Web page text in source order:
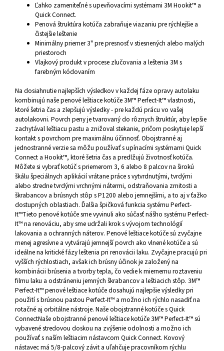
Ľahko zameniteľné s upevňovacími systémami 3M Hookit™ a
Quick Connect.
Penová štruktúra kotúča zabraňuje viazaniu pre rýchlejšie a
čistejšie leštenie
Minimálny priemer 3" pre presnosť v stiesnených alebo malých
priestoroch
Vlajkový produkt v procese zlučovania a leštenia 3M s
farebným kódovaním
Na dosiahnutie najlepších výsledkov v každej fáze opravy autolaku
kombinujú naše penové leštiace kotúče 3M™ Perfect-It™ vlastnosti,
ktoré šetria čas a zlepšujú výsledky - pre každú prácu vo vašej
autolakovni. Povrch peny je tvarovaný do rôznych štruktúr, aby lepšie
zachytával leštiacu pastu a znižoval stekanie, pričom poskytuje lepší
kontakt s povrchom pre maximálnu účinnosť. Obojstranné aj
jednostranné verzie sa môžu používať s upínacími systémami Quick
Connect a Hookit™, ktoré šetria čas a predlžujú životnosť kotúča.
Môžete si vybrať kotúč s priemerom 3, 6 alebo 8 palcov na širokú
škálu špeciálnych aplikácií vrátane práce s vytvrdnutými, tvrdými
alebo stredne tvrdými vrchnými nátermi, odstraňovania zrnitosti a
škrabancov a brúsnych stôp s P1200 alebo jemnejšími, a to aj v ťažko
dostupných oblastiach. Ďalšia špičková funkcia systému Perfect-
It™Tieto penové kotúče sme vyvinuli ako súčasť nášho systému Perfect-
It™ na renováciu, aby sme udržali krok s vývojom technológií
lakovania a ochranných náterov. Penové leštiace kotúče sú zvyčajne
menej agresívne a vytvárajú jemnejší povrch ako vlnené kotúče a sú
ideálne na kritické fázy leštenia pri renovácii laku. Zvyčajne pracujú pri
vyšších rýchlostiach, avšak ich brúsny účinok je založený na
kombinácii brúsenia a tvorby tepla, čo vedie k miernemu roztaveniu
filmu laku a odstráneniu jemných škrabancov a leštiacich stôp. 3M™
Perfect-It™ penové leštiace kotúče dosahujú najlepšie výsledky pri
použití s brúsnou pastou Perfect-It™ a možno ich rýchlo nasadiť na
rotačné aj orbitálne nástroje. Naše obojstranné kotúče s Quick
ConnectNaše obojstranné penové leštiace kotúče 3M™ Perfect-It™ sú
vybavené stredovou doskou na zvýšenie odolnosti a možno ich
používať s naším leštiacim nástavcom Quick Connect. Kovový
nástavec má 5/8-palcový závit a uľahčuje pracovníkom rýchlu